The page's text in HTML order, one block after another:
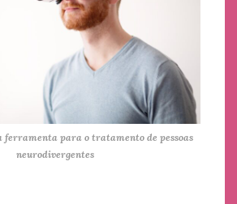
ferramenta para o tratamento de pessoas
neurodivergentes